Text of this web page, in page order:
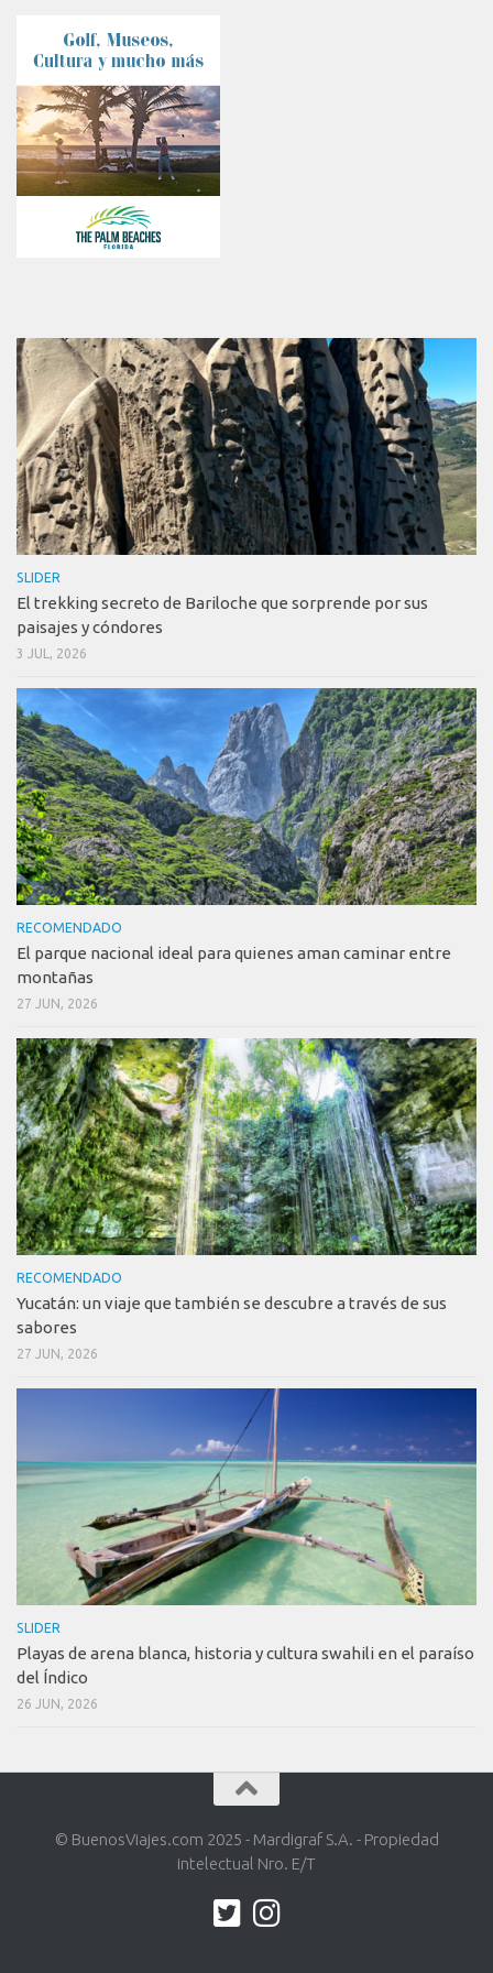
SLIDER
El trekking secreto de Bariloche que sorprende por sus
paisajes y cóndores
3 JUL, 2026
RECOMENDADO
El parque nacional ideal para quienes aman caminar entre
montañas
27 JUN, 2026
RECOMENDADO
Yucatán: un viaje que también se descubre a través de sus
sabores
27 JUN, 2026
SLIDER
Playas de arena blanca, historia y cultura swahili en el paraíso
del Índico
26 JUN, 2026
© BuenosViajes.com 2025 - Mardigraf S.A. - Propiedad
intelectual Nro. E/T